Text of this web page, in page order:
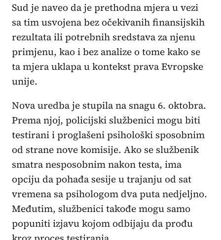
Sud je naveo da je prethodna mjera u vezi
sa tim usvojena bez očekivanih finansijskih
rezultata ili potrebnih sredstava za njenu
primjenu, kao i bez analize o tome kako se
ta mjera uklapa u kontekst prava Evropske
unije.
Nova uredba je stupila na snagu 6. oktobra.
Prema njoj, policijski službenici mogu biti
testirani i proglašeni psihološki sposobnim
od strane nove komisije. Ako se službenik
smatra nesposobnim nakon testa, ima
opciju da pohađa sesije u trajanju od sat
vremena sa psihologom dva puta nedjeljno.
Međutim, službenici takođe mogu samo
popuniti izjavu kojom odbijaju da prođu